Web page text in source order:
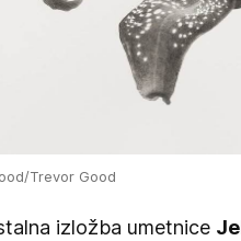
Trevor Good
izložba umetnice